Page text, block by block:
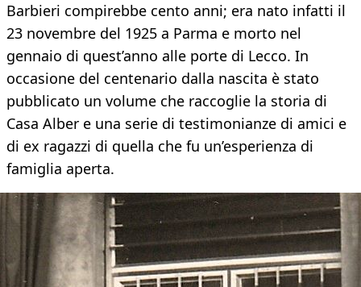
Barbieri compirebbe cento anni; era nato infatti il
23 novembre del 1925 a Parma e morto nel
gennaio di quest’anno alle porte di Lecco. In
occasione del centenario dalla nascita è stato
pubblicato un volume che raccoglie la storia di
Casa Alber e una serie di testimonianze di amici e
di ex ragazzi di quella che fu un’esperienza di
famiglia aperta.